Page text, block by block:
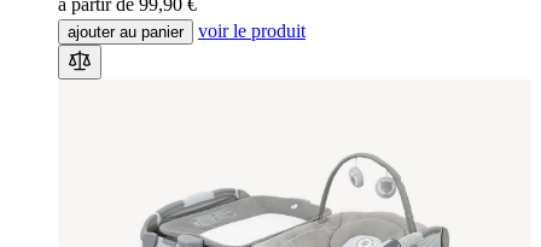
à partir de 99,90 €
ajouter au panier voir le produit